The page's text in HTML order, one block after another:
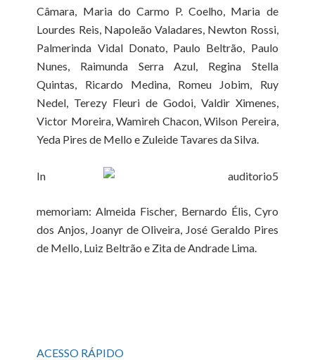
Câmara, Maria do Carmo P. Coelho, Maria de
Lourdes Reis, Napoleão Valadares, Newton Rossi,
Palmerinda Vidal Donato, Paulo Beltrão, Paulo
Nunes, Raimunda Serra Azul, Regina Stella
Quintas, Ricardo Medina, Romeu Jobim, Ruy
Nedel, Terezy Fleuri de Godoi, Valdir Ximenes,
Victor Moreira, Wamireh Chacon, Wilson Pereira,
Yeda Pires de Mello e Zuleide Tavares da Silva.
In
memoriam: Almeida Fischer, Bernardo Élis, Cyro
dos Anjos, Joanyr de Oliveira, José Geraldo Pires
de Mello, Luiz Beltrão e Zita de Andrade Lima.
ACESSO RÁPIDO